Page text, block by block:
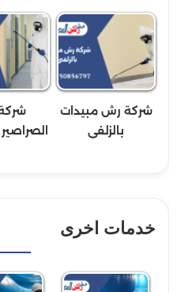
شركة رش مبيدات
بالزلفى
خدمات اخرى